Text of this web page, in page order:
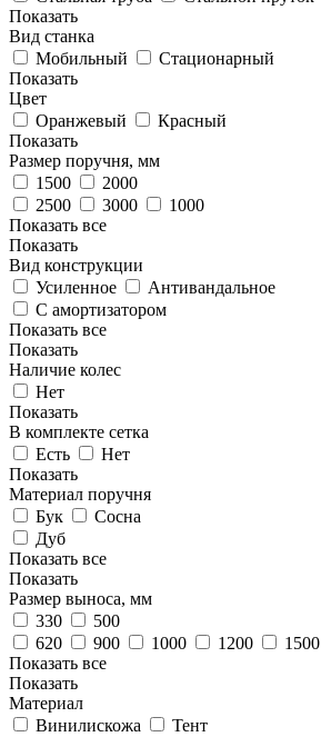
Показать
Вид станка
Мобильный
Стационарный
Показать
Цвет
Оранжевый
Красный
Показать
Размер поручня, мм
1500
2000
2500
3000
1000
Показать все
Показать
Вид конструкции
Усиленное
Антивандальное
С амортизатором
Показать все
Показать
Наличие колес
Нет
Показать
В комплекте сетка
Есть
Нет
Показать
Материал поручня
Бук
Сосна
Дуб
Показать все
Показать
Размер выноса, мм
330
500
620
900 1000 1200 1500
Показать все
Показать
Материал
Винилискожа
Тент